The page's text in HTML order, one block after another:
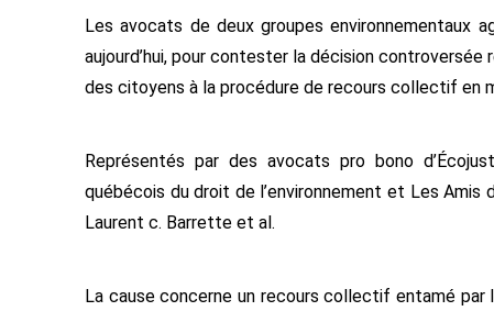
Les avocats de deux groupes environnementaux
aujourd’hui, pour contester la décision controversée
des citoyens à la procédure de recours collectif en
Représentés par des avocats pro bono
québécois du droit de l’environnement et Les Amis
Laurent c. Barrette et al.
La cause concerne un recours collectif entamé par